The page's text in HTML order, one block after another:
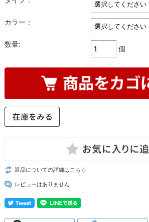
カラー：
数量:
個
返品についての詳細はこちら
レビューはありません